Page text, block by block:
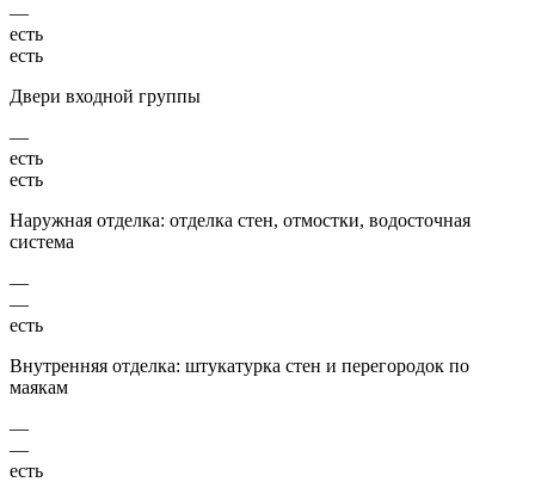
—
есть
есть
Двери входной группы
—
есть
есть
Наружная отделка: отделка стен, отмостки, водосточная
система
—
—
есть
Внутренняя отделка: штукатурка стен и перегородок по
маякам
—
—
есть